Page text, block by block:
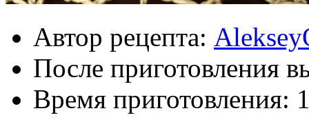
Автор рецепта:
После приготовления
Время приготовления: